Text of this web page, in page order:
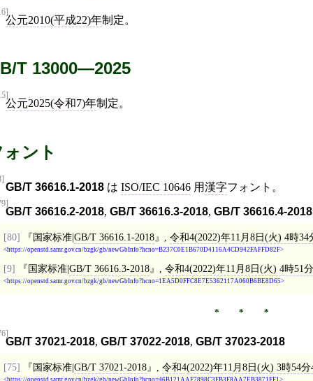
公元2010(平成22)年制定。
T 13000—2025
公元2025(令和7)年制定。
ォント
GB/T 36616.1-2018 は ISO/IEC 10646 用漢字フォント。
GB/T 36616.2-2018, GB/T 36616.3-2018, GB/T 36616.4-2018
[80] 国家标准|GB/T 36616.1-2018 令和4(2022)年11月8日(火) 4時34
https://openstd.samr.gov.cn/bzgk/gb/newGbInfo?hcno=B237C0E1B670D4116A4CD942FAFFD82F
[9] 国家标准|GB/T 36616.3-2018 令和4(2022)年11月8日(火) 4時51
https://openstd.samr.gov.cn/bzgk/gb/newGbInfo?hcno=1EA5D0FFC8E7E5362117A060B6BE8D65
GB/T 37021-2018, GB/T 37022-2018, GB/T 37023-2018
[75] 国家标准|GB/T 37021-2018 令和4(2022)年11月8日(火) 3時54分
https://openstd.samr.gov.cn/bzgk/gb/newGbInfo?hcno=46B121AAF7898C3FB3F8AA7EB3871FF1